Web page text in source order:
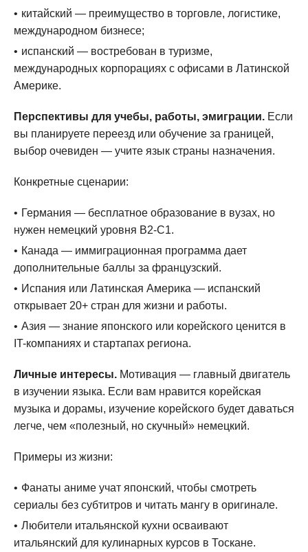
китайский — преимущество в торговле, логистике,
международном бизнесе;
испанский — востребован в туризме,
международных корпорациях с офисами в Латинской
Америке.
Перспективы для учебы, работы, эмиграции. Если
вы планируете переезд или обучение за границей,
выбор очевиден — учите язык страны назначения.
Конкретные сценарии:
Германия — бесплатное образование в вузах, но
нужен немецкий уровня B2-C1.
Канада — иммиграционная программа дает
дополнительные баллы за французский.
Испания или Латинская Америка — испанский
открывает 20+ стран для жизни и работы.
Азия — знание японского или корейского ценится в
IT-компаниях и стартапах региона.
Личные интересы. Мотивация — главный двигатель
в изучении языка. Если вам нравится корейская
музыка и дорамы, изучение корейского будет даваться
легче, чем «полезный, но скучный» немецкий.
Примеры из жизни:
Фанаты аниме учат японский, чтобы смотреть
сериалы без субтитров и читать мангу в оригинале.
Любители итальянской кухни осваивают
итальянский для кулинарных курсов в Тоскане.